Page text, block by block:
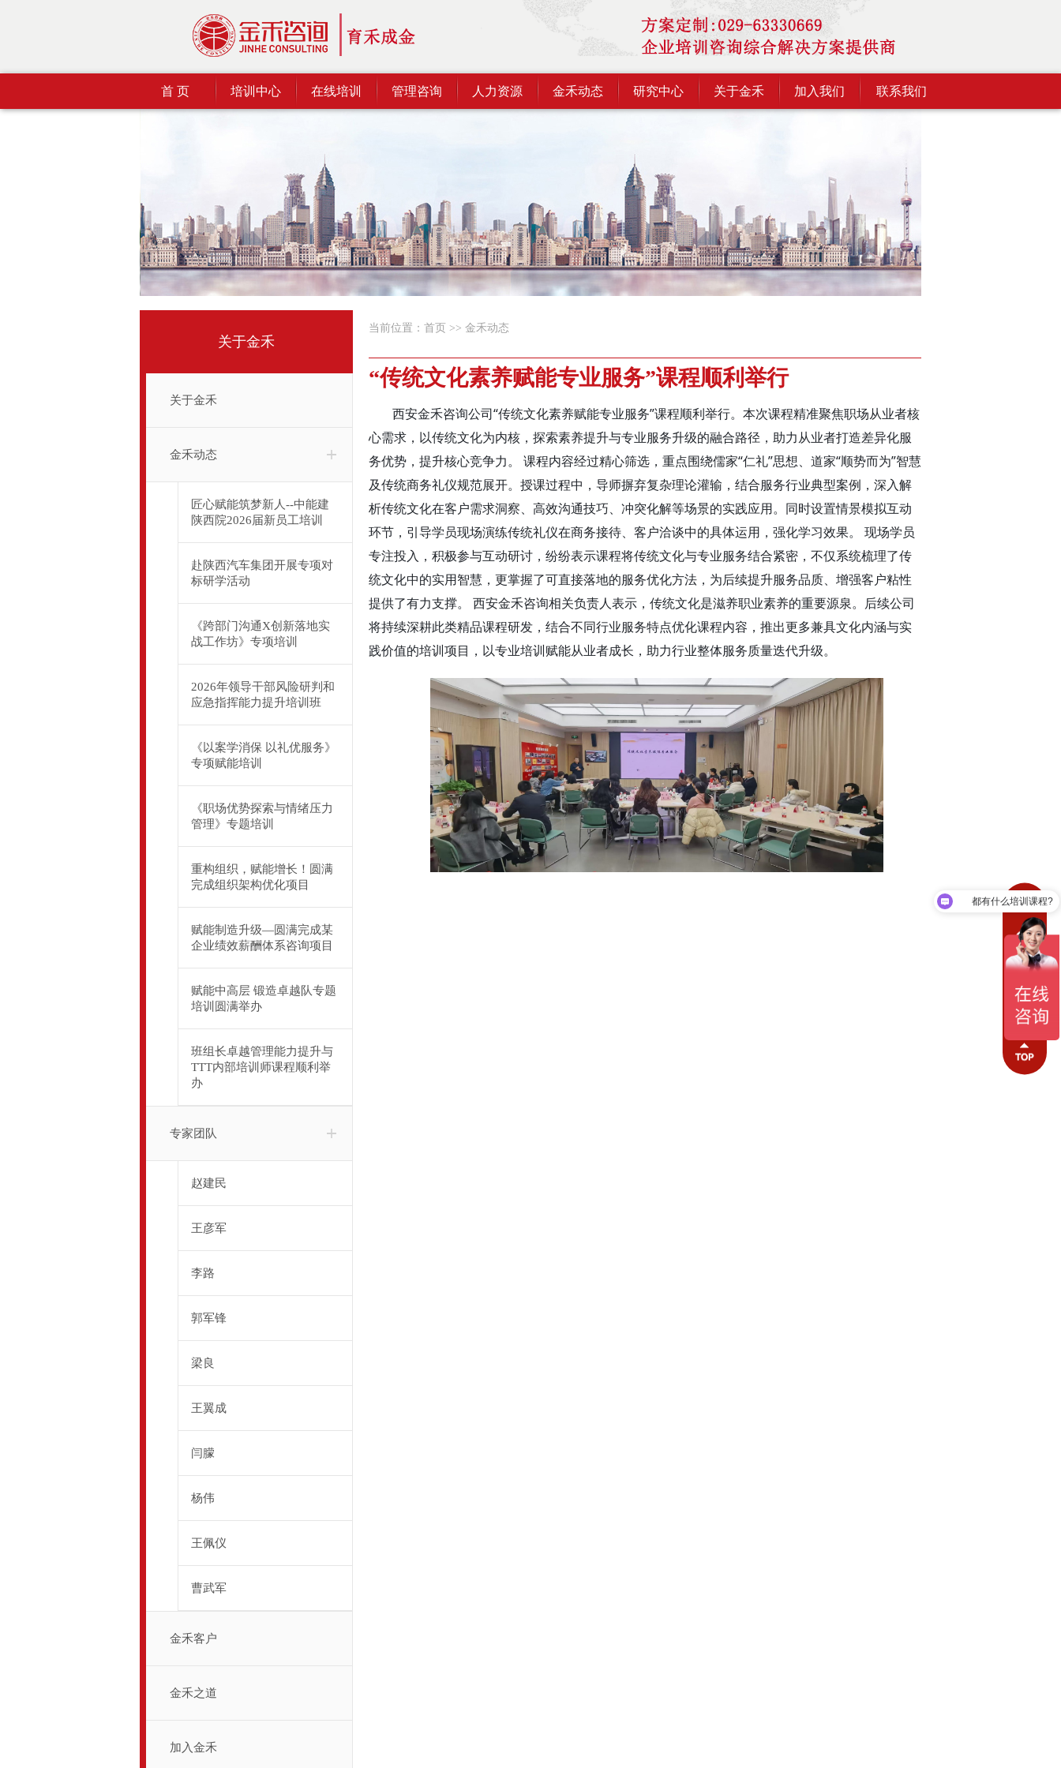
首 页 培训中心 在线培训 管理咨询 人力资源 金禾动态 研究中心 关于金禾 加入我们 联系我们
关于金禾
关于金禾
金禾动态
匠心赋能筑梦新人--中能建
陕西院2026届新员工培训
赴陕西汽车集团开展专项对
标研学活动
《跨部门沟通X创新落地实
战工作坊》专项培训
2026年领导干部风险研判和
应急指挥能力提升培训班
《以案学消保 以礼优服务》
专项赋能培训
《职场优势探索与情绪压力
管理》专题培训
重构组织，赋能增长！圆满
完成组织架构优化项目
赋能制造升级—圆满完成某
企业绩效薪酬体系咨询项目
赋能中高层 锻造卓越队专题
培训圆满举办
​班组长卓越管理能力提升与
TTT内部培训师课程顺利举
办
专家团队
赵建民
王彦军
李路
郭军锋
梁良
王翼成
闫朦
杨伟
王佩仪
曹武军
金禾客户
金禾之道
加入金禾
当前位置： 首页 >> 金禾动态
​“传统文化素养赋能专业服务”课程顺利举行
西安金禾咨询公司“传统文化素养赋能专业服务”课程顺利举行。本次课程精准聚焦职场从业者核
心需求，以传统文化为内核，探索素养提升与专业服务升级的融合路径，助力从业者打造差异化服
务优势，提升核心竞争力。 课程内容经过精心筛选，重点围绕儒家“仁礼”思想、道家“顺势而为”智慧
及传统商务礼仪规范展开。授课过程中，导师摒弃复杂理论灌输，结合服务行业典型案例，深入解
析传统文化在客户需求洞察、高效沟通技巧、冲突化解等场景的实践应用。同时设置情景模拟互动
环节，引导学员现场演练传统礼仪在商务接待、客户洽谈中的具体运用，强化学习效果。 现场学员
专注投入，积极参与互动研讨，纷纷表示课程将传统文化与专业服务结合紧密，不仅系统梳理了传
统文化中的实用智慧，更掌握了可直接落地的服务优化方法，为后续提升服务品质、增强客户粘性
提供了有力支撑。 西安金禾咨询相关负责人表示，传统文化是滋养职业素养的重要源泉。后续公司
将持续深耕此类精品课程研发，结合不同行业服务特点优化课程内容，推出更多兼具文化内涵与实
践价值的培训项目，以专业培训赋能从业者成长，助力行业整体服务质量迭代升级。
可以介绍下你们的项目么?
都有什么培训课程?